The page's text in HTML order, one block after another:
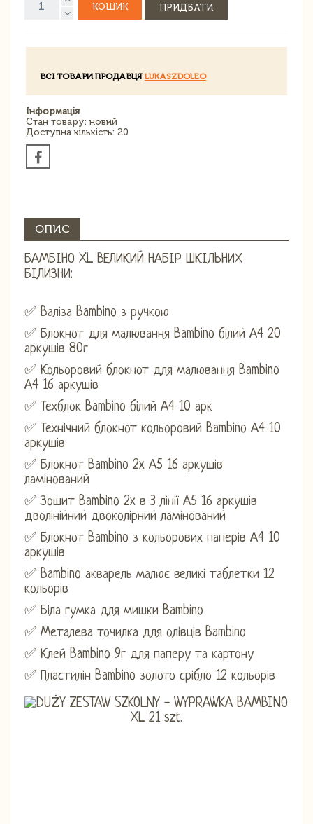
КОШИК ПРИДБАТИ
ВСІ ТОВАРИ ПРОДАВЦЯ LUKASZDOLEO
Інформація
Стан товару: новий
Доступна кількість: 20
ОПИС
БАМБІНО XL ВЕЛИКИЙ НАБІР ШКІЛЬНИХ
БІЛИЗНИ:
✅ Валіза Bambino з ручкою
✅ Блокнот для малювання Bambino білий А4 20
аркушів 80г
✅ Кольоровий блокнот для малювання Bambino
А4 16 аркушів
✅ Техблок Bambino білий А4 10 арк
✅ Технічний блокнот кольоровий Bambino А4 10
аркушів
✅ Блокнот Bambino 2x А5 16 аркушів
ламінований
✅ Зошит Bambino 2x в 3 лінії А5 16 аркушів
дволінійний двоколірний ламінований
✅ Блокнот Bambino з кольорових паперів А4 10
аркушів
✅ Bambino акварель малює великі таблетки 12
кольорів
✅ Біла гумка для мишки Bambino
✅ Металева точилка для олівців Bambino
✅ Клей Bambino 9г для паперу та картону
✅ Пластилін Bambino золото срібло 12 кольорів